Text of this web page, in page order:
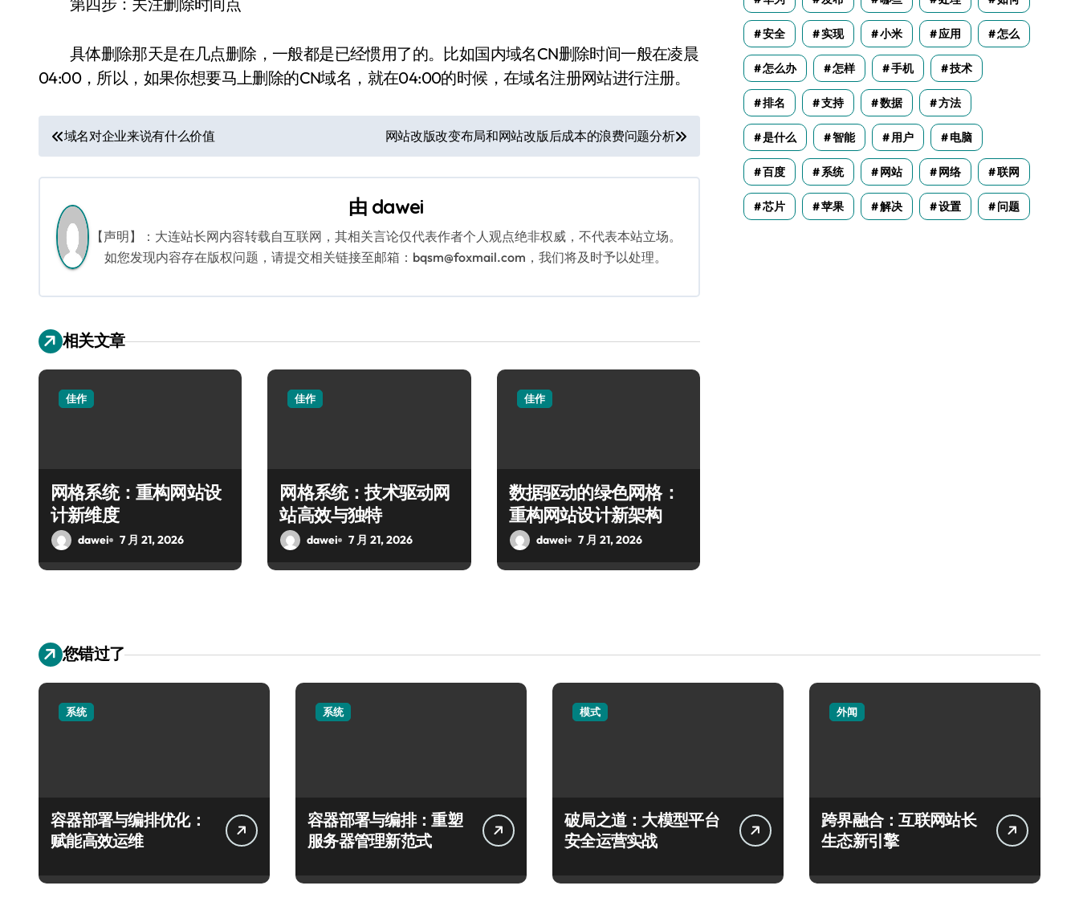
具体删除那天是在几点删除，一般都是已经惯用了的。比如国内域名CN删除时间一般在凌晨
04:00，所以，如果你想要马上删除的CN域名，就在04:00的时候，在域名注册网站进行注册。
文
章
航
域名对企业来说有什么价值 网站改版改变布局和网站改版后成本的浪费问题分析
由 dawei
【声明】：大连站长网内容转载自互联网，其相关言论仅代表作者个人观点绝非权威，不代表本站立场。
如您发现内容存在版权问题，请提交相关链接至邮箱：bqsm@foxmail.com，我们将及时予以处理。
相关文章
佳作
网格系统：重构网站设
计新维度
dawei 7 月 21, 2026
佳作
网格系统：技术驱动网
站高效与独特
dawei 7 月 21, 2026
佳作
数据驱动的绿色网格：
重构网站设计新架构
dawei 7 月 21, 2026
安全 实现 小米 应用 怎么
怎么办 怎样 手机 技术
排名 支持 数据 方法
是什么 智能 用户 电脑
百度 系统 网站 网络 联网
芯片 苹果 解决 设置 问题
您错过了
系统
容器部署与编排优化：
赋能高效运维
系统
容器部署与编排：重塑
服务器管理新范式
模式
破局之道：大模型平台
安全运营实战
外闻
跨界融合：互联网站长
生态新引擎